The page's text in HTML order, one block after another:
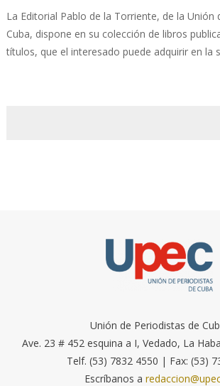
La Editorial Pablo de la Torriente, de la Unión
Cuba, dispone en su colección de libros
títulos, que el interesado puede adquirir en la
Unión de Periodistas de
Ave. 23 # 452 esquina a I, Vedado, La
Telf. (53) 7832 4550 | Fax: (53)
Escríbanos a